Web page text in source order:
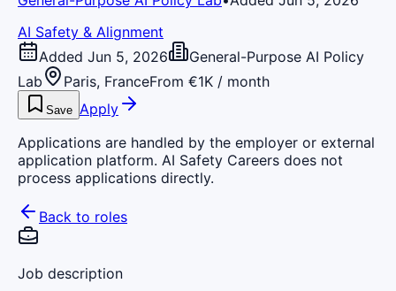
AI Safety & Alignment
Added Jun 5, 2026
General-Purpose AI Policy
Lab
Paris, FranceFrom €1K / month
Save Apply
Applications are handled by the employer or external
application platform. AI Safety Careers does not
process applications directly.
Back to roles
Job description